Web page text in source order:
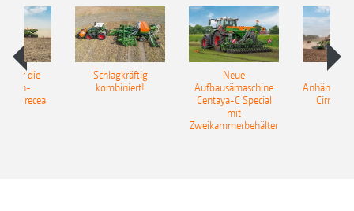
für die
Precea
Schlagkräftig
kombiniert!
Neue
Aufbausämaschine
Centaya-C Special
mit
Zweikammerbehälter
Cirrus